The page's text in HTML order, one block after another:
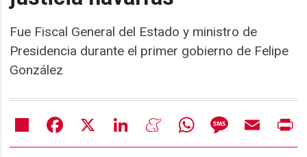
Fue Fiscal General del Estado y ministro de
Presidencia durante el primer gobierno de Felipe
González
Share Facebook LinkedIn MeneameWhatsAppMessageEmail